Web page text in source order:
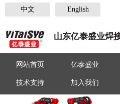
中文 English
山东亿泰盛业焊
网站首页 亿泰盛业
技术支持 加入我们